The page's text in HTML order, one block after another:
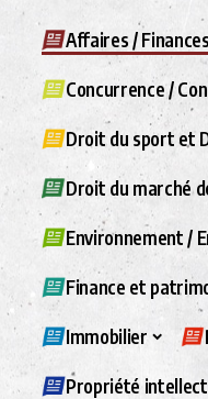
Affaires / Finances
Concurrence /
Droit du sport et
Droit du marché
Environnement /
Finance et
Immobilier
Propriété